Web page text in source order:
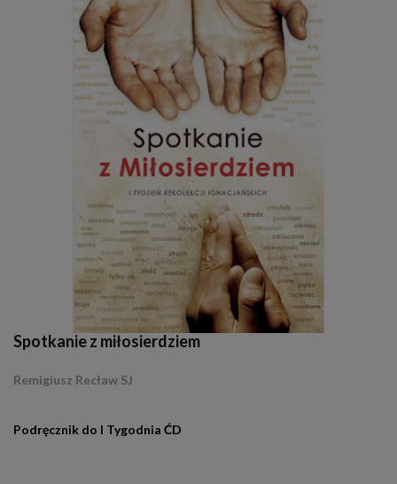
Spotkanie z miłosierdziem
Remigiusz Recław SJ
Podręcznik do I Tygodnia ĆD